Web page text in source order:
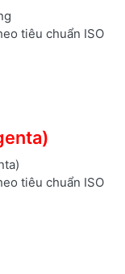
tiêu chuẩn ISO
tiêu chuẩn ISO